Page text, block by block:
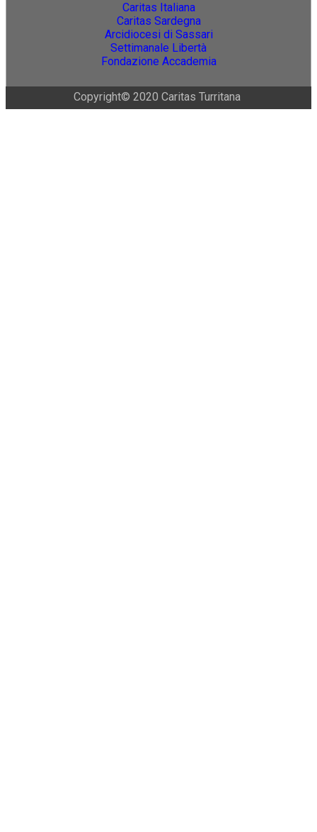
Caritas Italiana
Caritas Sardegna
Arcidiocesi di Sassari
Settimanale Libertà
Fondazione Accademia
Copyright© 2020 Caritas Turritana